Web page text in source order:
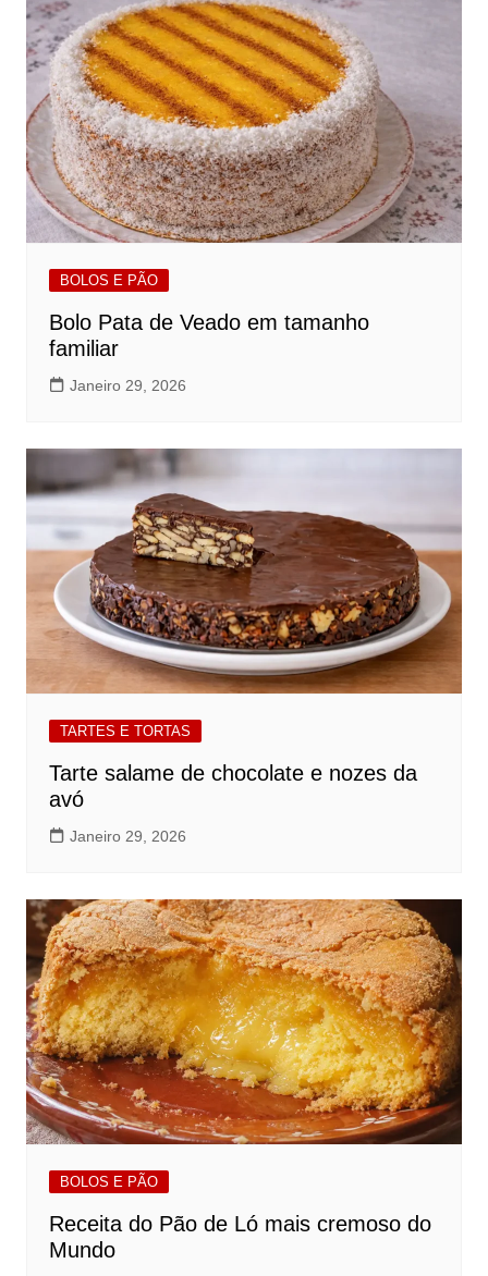
BOLOS E PÃO
Bolo Pata de Veado em tamanho
familiar
Janeiro 29, 2026
TARTES E TORTAS
Tarte salame de chocolate e nozes da
avó
Janeiro 29, 2026
BOLOS E PÃO
Receita do Pão de Ló mais cremoso do
Mundo